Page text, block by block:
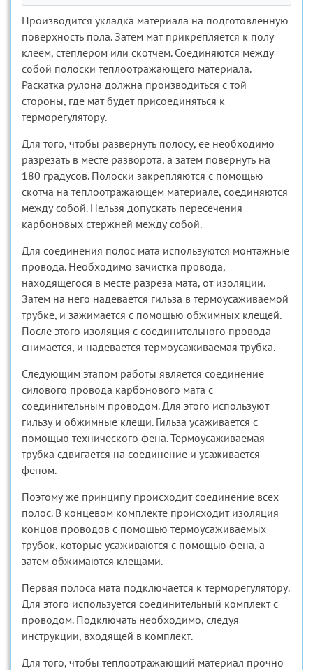
Производится укладка материала на подготовленную
поверхность пола. Затем мат прикрепляется к полу
клеем, степлером или скотчем. Соединяются между
собой полоски теплоотражающего материала.
Раскатка рулона должна производиться с той
стороны, где мат будет присоединяться к
терморегулятору.
Для того, чтобы развернуть полосу, ее необходимо
разрезать в месте разворота, а затем повернуть на
180 градусов. Полоски закрепляются с помощью
скотча на теплоотражающем материале, соединяются
между собой. Нельзя допускать пересечения
карбоновых стержней между собой.
Для соединения полос мата используются монтажные
провода. Необходимо зачистка провода,
находящегося в месте разреза мата, от изоляции.
Затем на него надевается гильза в термоусаживаемой
трубке, и зажимается с помощью обжимных клещей.
После этого изоляция с соединительного провода
снимается, и надевается термоусаживаемая трубка.
Следующим этапом работы является соединение
силового провода карбонового мата с
соединительным проводом. Для этого используют
гильзу и обжимные клещи. Гильза усаживается с
помощью технического фена. Термоусаживаемая
трубка сдвигается на соединение и усаживается
феном.
Поэтому же принципу происходит соединение всех
полос. В концевом комплекте происходит изоляция
концов проводов с помощью термоусаживаемых
трубок, которые усаживаются с помощью фена, а
затем обжимаются клещами.
Первая полоса мата подключается к терморегулятору.
Для этого используется соединительный комплект с
проводом. Подключать необходимо, следуя
инструкции, входящей в комплект.
Для того, чтобы теплоотражающий материал прочно